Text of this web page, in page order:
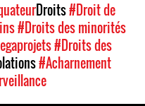
Droits#Droit de
#Droits des minorités
#Droits des
#Acharnement